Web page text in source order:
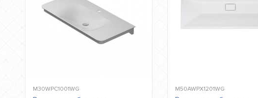
M30WPC1001WG M50AWPX1201WG